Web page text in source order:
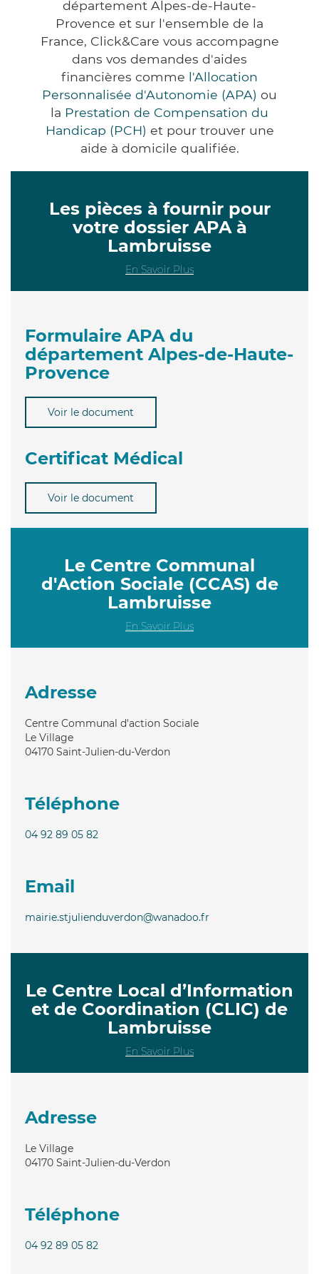
département Alpes-de-Haute-
Provence et sur l'ensemble de la
France, Click&Care vous accompagne
dans vos demandes d'aides
financières comme l'Allocation
Personnalisée d'Autonomie (APA) ou
la Prestation de Compensation du
Handicap (PCH) et pour trouver une
aide à domicile qualifiée.
Les pièces à fournir pour
votre dossier APA à
Lambruisse
En Savoir Plus
Formulaire APA du
département Alpes-de-Haute-
Provence
Voir le document
Certificat Médical
Voir le document
Le Centre Communal
d'Action Sociale (CCAS) de
Lambruisse
En Savoir Plus
Adresse
Centre Communal d'action Sociale
Le Village
04170 Saint-Julien-du-Verdon
Téléphone
04 92 89 05 82
Email
mairie.stjulienduverdon@wanadoo.fr
Le Centre Local d’Information
et de Coordination (CLIC) de
Lambruisse
En Savoir Plus
Adresse
Le Village
04170 Saint-Julien-du-Verdon
Téléphone
04 92 89 05 82